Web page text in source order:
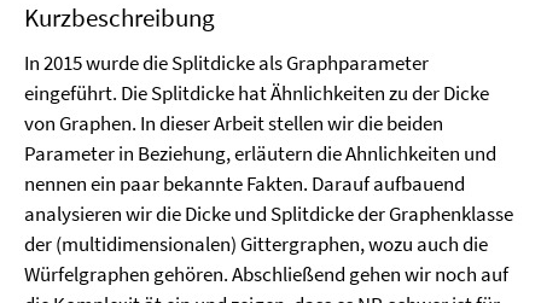
Kurzbeschreibung
In 2015 wurde die Splitdicke als Graphparameter
eingeführt. Die Splitdicke hat Ähnlichkeiten zu der Dicke
von Graphen. In dieser Arbeit stellen wir die beiden
Parameter in Beziehung, erläutern die Ahnlichkeiten und
nennen ein paar bekannte Fakten. Darauf aufbauend
analysieren wir die Dicke und Splitdicke der Graphenklasse
der (multidimensionalen) Gittergraphen, wozu auch die
Würfelgraphen gehören. Abschließend gehen wir noch auf